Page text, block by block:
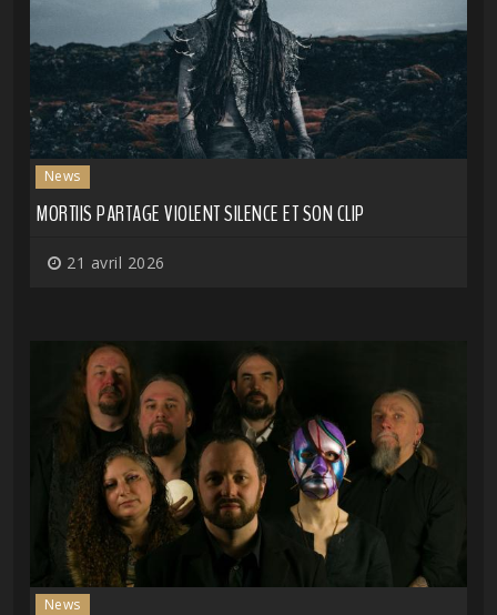
News
MORTIIS PARTAGE VIOLENT SILENCE ET SON CLIP
21 avril 2026
News